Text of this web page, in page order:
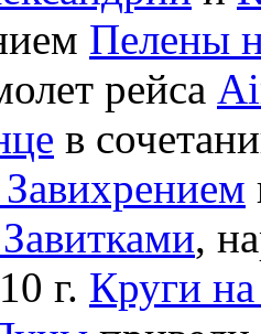
Пелены
рейса
в
,
г. Круги